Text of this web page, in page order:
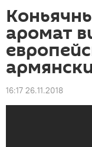
аромат
16:17 26.11.2018